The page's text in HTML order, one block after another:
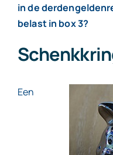
in de
belast in box 3?
Een